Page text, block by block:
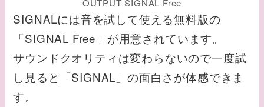
OUTPUT SIGNAL Free
SIGNALには音を試して使える無料版の
「SIGNAL Free」が用意されています。
サウンドクオリティは変わらないので一度試
し見ると「SIGNAL」の面白さが体感できま
す。